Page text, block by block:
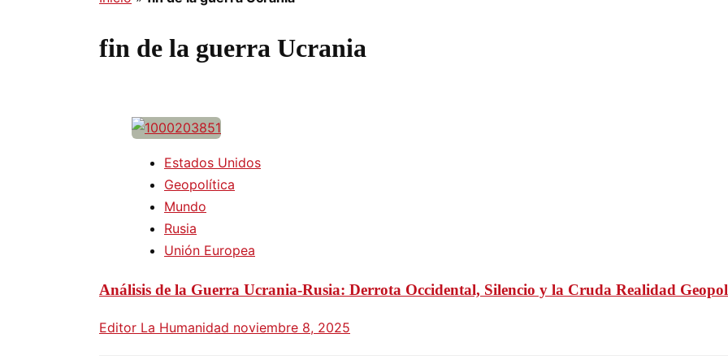
fin de la guerra Ucrania
Estados Unidos
Geopolítica
Mundo
Rusia
Unión Europea
Análisis de la Guerra Ucrania-Rusia: Derrota Occidental, Silencio y la Cruda Realidad
Editor La Humanidad noviembre 8, 2025